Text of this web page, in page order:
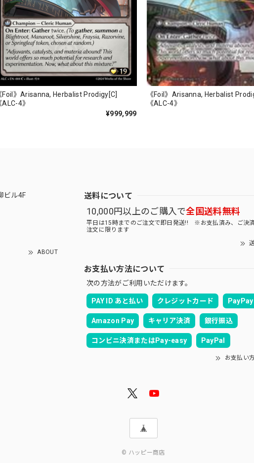
Foil》Arisanna, Herbalist Prodigy[C]
ALC-4》
¥999,999
《Foil》Arisanna, Herbalist
《ALC-4》
ビル4F
ABOUT
送料について
10,000円以上のご購入で全国送料無料
平日は15時までのご注文で即日発送!! ※お支払済み、ご決
注文に限ります
お支払い方法について
次の方法がご利用いただけます。
PAY ID あと払い クレジットカード PayPay
Amazon Pay キャリア決済 銀行振込
コンビニ決済またはPay-easy PayPal
お支払い
© ハッピー商店